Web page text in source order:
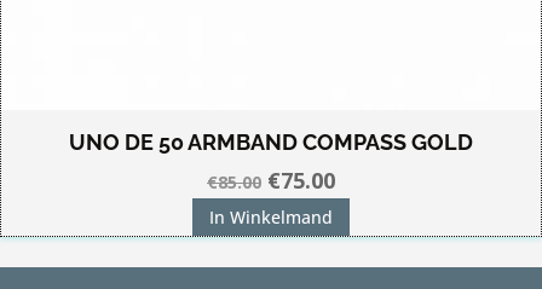
UNO DE 50 ARMBAND COMPASS GOLD
€85.00 Oorspronkelijke
prijs
was:
€85.00.
€75.00Huidige
is:
€75.00.
In Winkelmand